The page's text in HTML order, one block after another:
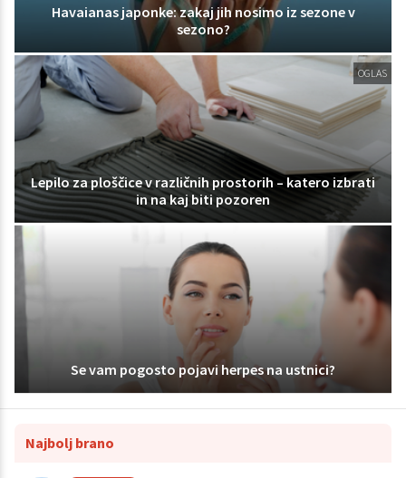
Havaianas japonke: zakaj jih nosimo iz sezone v
sezono?
OGLAS
Lepilo za ploščice v različnih prostorih – katero izbrati
in na kaj biti pozoren
Se vam pogosto pojavi herpes na ustnici?
Najbolj brano